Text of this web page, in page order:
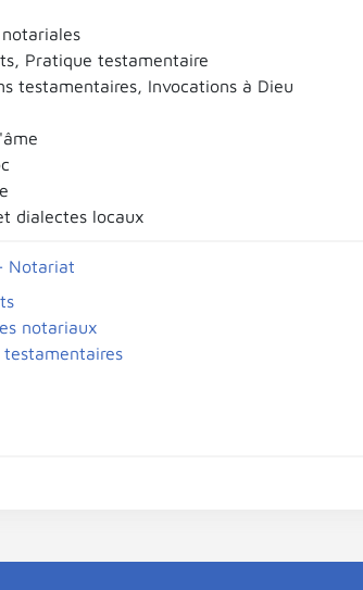
Pratique testamentaire
testamentaires, Invocations à Dieu
dialectes locaux
Notariat
notariaux
testamentaires